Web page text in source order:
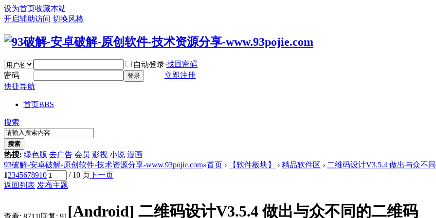
设为首页收藏本站
开启辅助访问 切换风格
自动登录 找回密码
密码
登录
立即注册
快捷导航
首页BBS
搜索
搜索
热搜: 绿色版 去广告 会员 影视 小说 漫画
93破解-安卓破解-原创软件-技术资源分享-www.93pojie.com»首页 › 【软件板块】 › 精品软件区 › 二维码设计V3.5.4 做出与众不
12345678910 / 10 页下一页
返回列表 发布主题
查看: 8711 |回复: 91 [Android] 二维码设计V3.5.4 做出与众不同的二维码